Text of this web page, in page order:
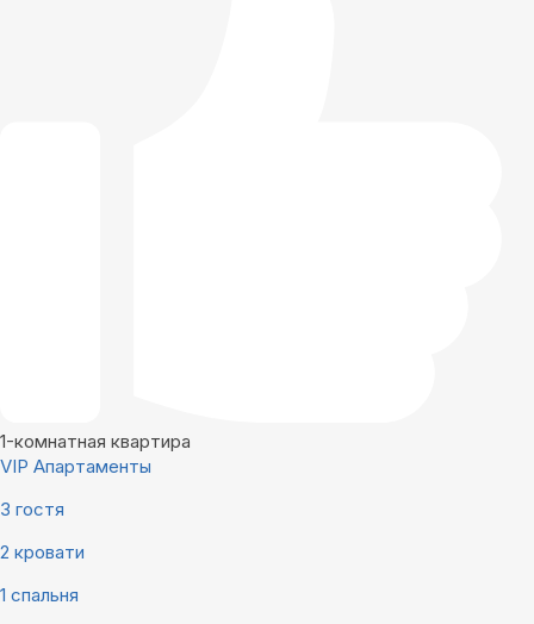
1-комнатная квартира
VIP Апартаменты
3 гостя
2 кровати
1 спальня